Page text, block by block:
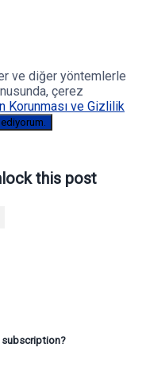
ve diğer yöntemlerle
çerez
Korunması ve Gizlilik
this post
subscription?